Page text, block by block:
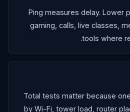
Ping measures delay. Lower
gaming, calls, live classes,
tools where
Total tests matter because
by Wi-Fi, tower load, router